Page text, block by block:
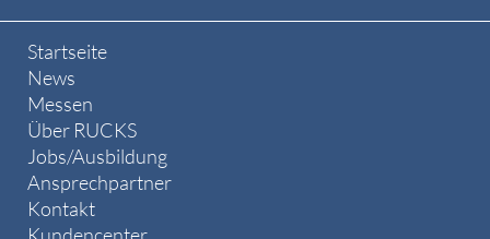
Startseite
News
Messen
Über RUCKS
Jobs/Ausbildung
Ansprechpartner
Kontakt